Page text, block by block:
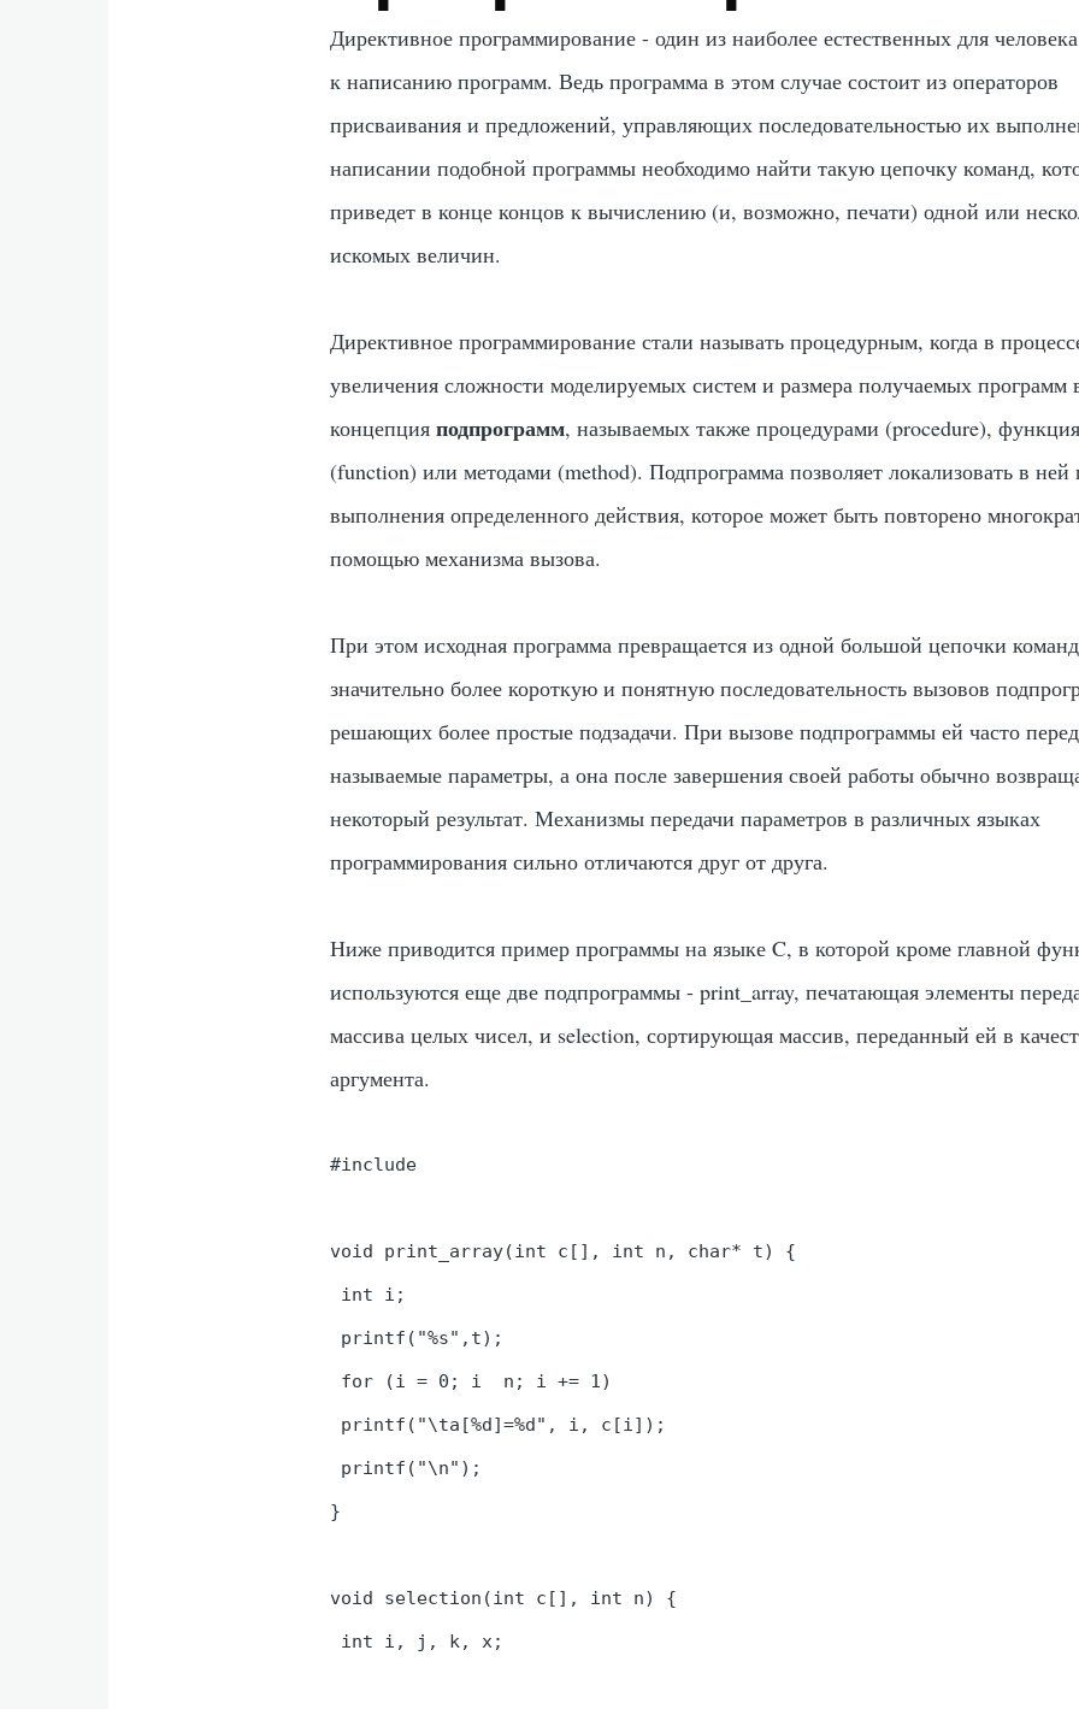
Директивное программирование - один из наиболее естественных для
к написанию программ. Ведь программа в этом случае состоит из операторов
присваивания и предложений, управляющих последовательностью их
написании подобной программы необходимо найти такую цепочку команд,
приведет в конце концов к вычислению (и, возможно, печати) одной или
искомых величин.
Директивное программирование стали называть процедурным, когда в
увеличения сложности моделируемых систем и размера получаемых программ
концепцияподпрограмм, называемых также процедурами (procedure),
(function) или методами (method). Подпрограмма позволяет локализовать в ней
выполнения определенного действия, которое может быть повторено
помощью механизма вызова.
При этом исходная программа превращается из одной большой цепочки
значительно более короткую и понятную последовательность вызовов
решающих более простые подзадачи. При вызове подпрограммы ей часто
называемые параметры, а она после завершения своей работы обычно
некоторый результат. Механизмы передачи параметров в различных языках
программирования сильно отличаются друг от друга.
Ниже приводится пример программы на языке C, в которой кроме главной
используются еще две подпрограммы -print_array, печатающая элементы
массива целых чисел, и selection, сортирующая массив, переданный ей в
аргумента.
#include
void print_array(int c[], int n, char* t) {
int i;
printf("%s",t);
for (i = 0; i  n; i += 1)
printf("\ta[%d]=%d", i, c[i]);
printf("\n");
}
void selection(int c[], int n) {
int i, j, k, x;